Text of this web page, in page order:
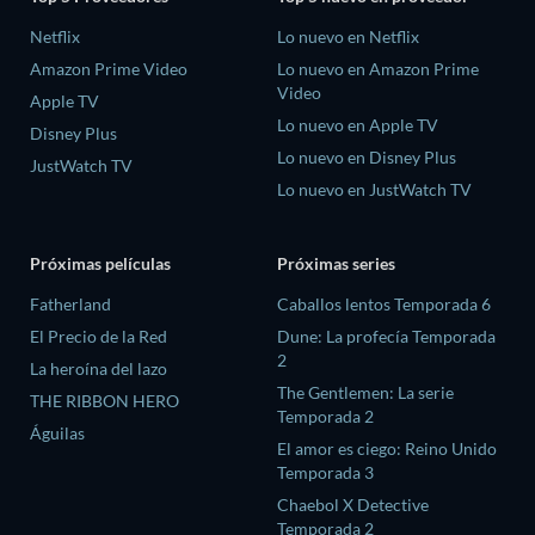
Netflix
Amazon Prime Video
Apple TV
Disney Plus
JustWatch TV
Lo nuevo en Netflix
Lo nuevo en Amazon Prime
Video
Lo nuevo en Apple TV
Lo nuevo en Disney Plus
Lo nuevo en JustWatch TV
Próximas películas
Fatherland
El Precio de la Red
La heroína del lazo
THE RIBBON HERO
Águilas
Próximas series
Caballos lentos Temporada 6
Dune: La profecía Temporada
2
The Gentlemen: La serie
Temporada 2
El amor es ciego: Reino Unido
Temporada 3
Chaebol X Detective
Temporada 2